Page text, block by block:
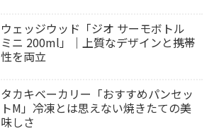
ウェッジウッド「ジオ サーモボトル
ミニ 200ml」｜上質なデザインと携帯
性を両立
タカキベーカリー「おすすめパンセッ
トM」冷凍とは思えない焼きたての美
味しさ